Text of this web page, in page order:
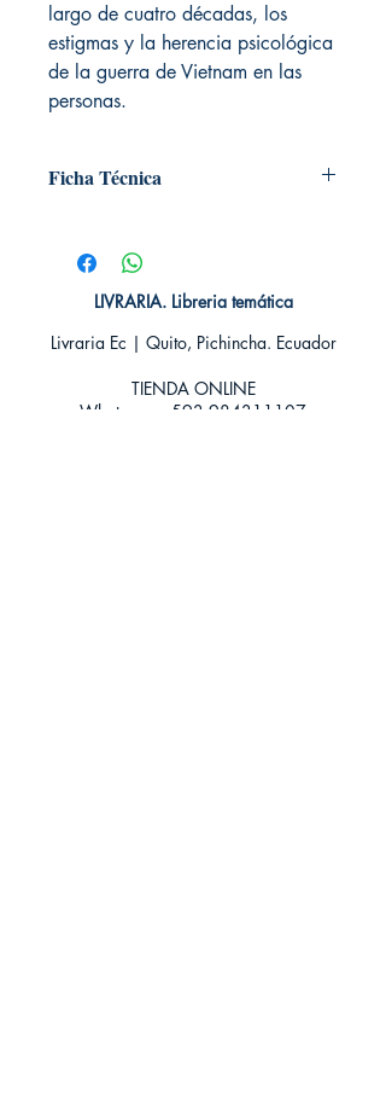
largo de cuatro décadas, los
estigmas y la herencia psicológica
de la guerra de Vietnam en las
personas.
Ficha Técnica
Editorial: DEBOLSILLO
Idioma: Castellano
Encuadernación: Tapa blanda
Categoría: Novela Thriller y Suspenso
LIVRARIA. Libreria temática
Livraria Ec | Quito, Pichincha. Ecuador
TIENDA ONLINE​
Whatsapp +593 984311107